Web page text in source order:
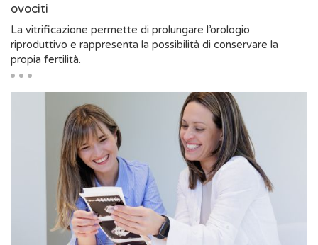
ovociti
La vitrificazione permette di prolungare l’orologio
riproduttivo e rappresenta la possibilità di conservare la
propia fertilità.